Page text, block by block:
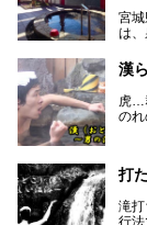
宮城
は、
揃…
漢
虎…
のれ
打
滝
行法